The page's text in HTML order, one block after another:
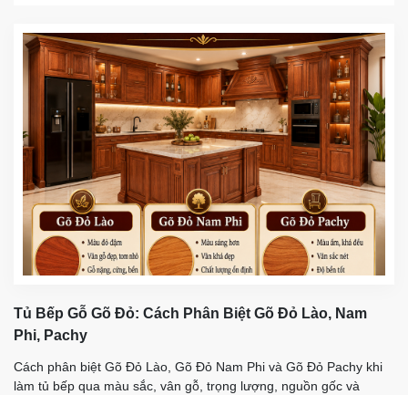
Tủ Bếp Gỗ Gõ Đỏ: Cách Phân Biệt Gõ Đỏ Lào, Nam
Phi, Pachy
Cách phân biệt Gõ Đỏ Lào, Gõ Đỏ Nam Phi và Gõ Đỏ Pachy khi
làm tủ bếp qua màu sắc, vân gỗ, trọng lượng, nguồn gốc và